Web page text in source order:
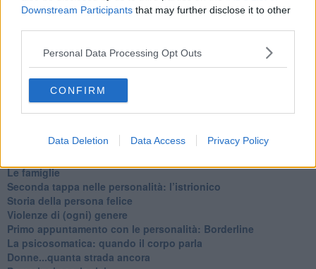
Downstream Participants that may further disclose it to other
Personal Data Processing Opt Outs
CONFIRM
Data Deletion Data Access Privacy Policy
​Giornata del Fiocchetto Lilla
​Venerdì emozionalmente sostenibile
Contornati di persone che…
Che cos’è la dipendenza affettiva?
Quarta tappa nelle personalità: il narcisista
​Nuovi arrivi!
​Terza tappa nelle personalità: l’antisociale
Le famiglie
Seconda tappa nelle personalità: l’istrionico
​Storia della persona felice
Violenze di (ogni) genere
​Primo appuntamento con le personalità: Borderline
La psicosomatica: quando il corpo parla
Donne...quanta strada ancora